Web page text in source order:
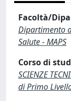
Facoltà/
Dipartimento
Salute - MAPS
Corso di
SCIENZE
di Primo